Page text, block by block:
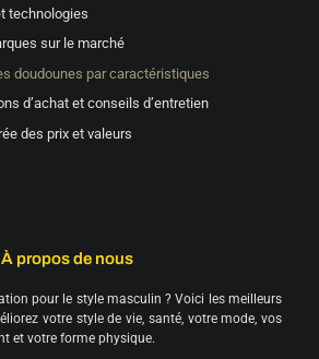
technologies
sur le marché
doudounes par caractéristiques
d’achat et conseils d’entretien
des prix et valeurs
À propos de nous
pour le style masculin ? Voici les meilleurs
votre style de vie, santé, votre mode, vos
et votre forme physique.